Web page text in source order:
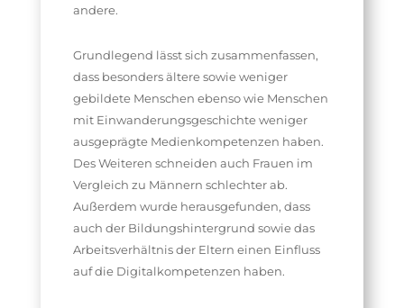
andere.
Grundlegend lässt sich zusammenfassen,
dass besonders ältere sowie weniger
gebildete Menschen ebenso wie Menschen
mit Einwanderungsgeschichte weniger
ausgeprägte Medienkompetenzen haben.
Des Weiteren schneiden auch Frauen im
Vergleich zu Männern schlechter ab.
Außerdem wurde herausgefunden, dass
auch der Bildungshintergrund sowie das
Arbeitsverhältnis der Eltern einen Einfluss
auf die Digitalkompetenzen haben.